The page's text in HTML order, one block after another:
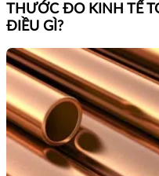
THƯỚC ĐO KINH TẾ
ĐIỀU GÌ?